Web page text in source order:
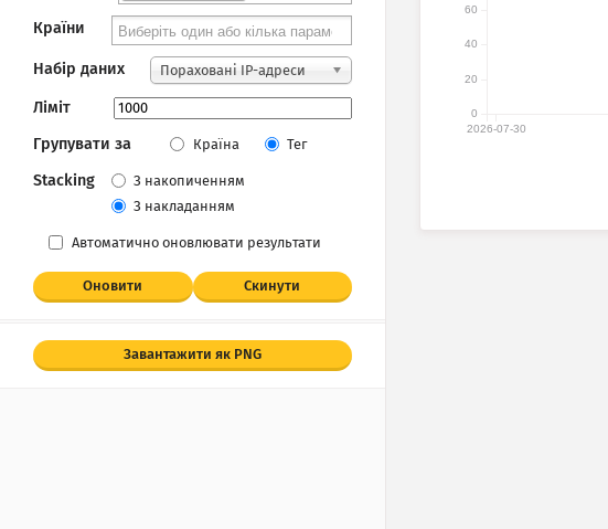
Країни
Набір даних Пораховані IP-адреси
Ліміт
Групувати за
Країна Тег
Stacking
З накопиченням
З накладанням
Автоматично оновлювати результати
Оновити Скинути
Завантажити як PNG
2026-07-30
0
20
40
60